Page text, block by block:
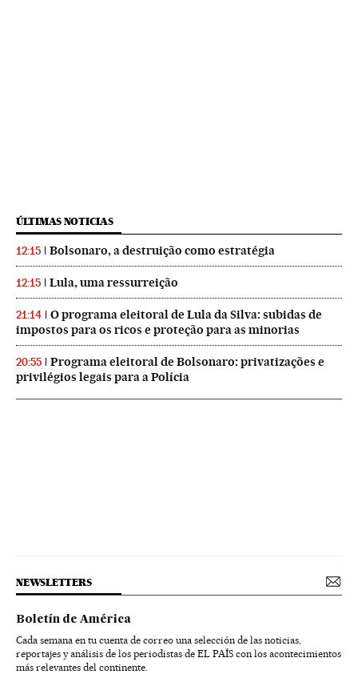
ÚLTIMAS NOTICIAS
12:15 Bolsonaro, a destruição como estratégia
12:15 Lula, uma ressurreição
21:14
O programa eleitoral de Lula da Silva: subidas de
impostos para os ricos e proteção para as minorias
20:55
Programa eleitoral de Bolsonaro: privatizações e
privilégios legais para a Polícia
NEWSLETTERS
Boletín de América
Cada semana en tu cuenta de correo una selección de las noticias,
reportajes y análisis de los periodistas de EL PAÍS con los acontecimientos
más relevantes del continente.